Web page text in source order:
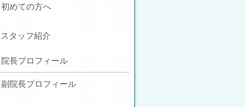
初めての方へ
スタッフ紹介
院長プロフィール
副院長プロフィール